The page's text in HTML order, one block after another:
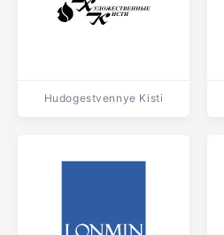
Hudogestvennye Kisti